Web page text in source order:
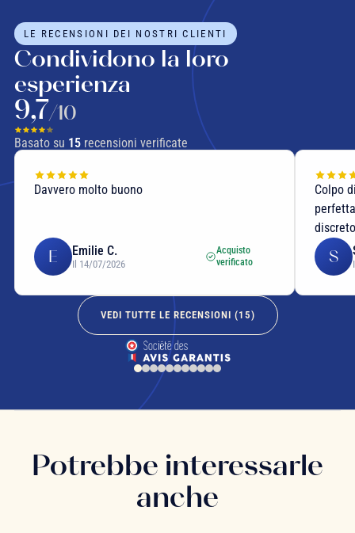
LE RECENSIONI DEI NOSTRI CLIENTI
Condividono la loro
esperienza
9,7/10
Basato su 15recensioni verificate
Davvero molto buono
E Emilie C.
Il 14/07/2026
Acquisto
verificato
Colpo
S
VEDI TUTTE LE RECENSIONI (15)
Potrebbe interessarle
anche